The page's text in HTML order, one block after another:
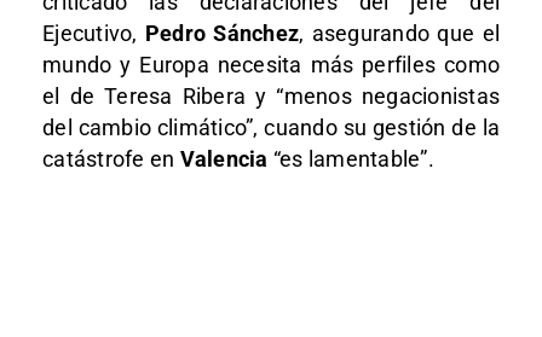
Ejecutivo, Pedro Sánchez, asegurando que el
mundo y Europa necesita más perfiles como
el de Teresa Ribera y “menos negacionistas
del cambio climático”, cuando su gestión de la
catástrofe en Valencia “es lamentable”.